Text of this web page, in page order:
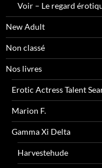
Voir – Le regard
New Adult
Non classé
Nos livres
Erotic Actress Talent
Marion F.
Gamma Xi Delta
Harvestehude